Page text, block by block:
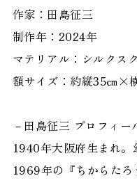
作家：田島征三
制作年：2024年
マテリアル：シルクス
額サイズ：約縦35㎝×
－田島征三 プロフィ
1940年大阪府生まれ。
1969年の『ちからた